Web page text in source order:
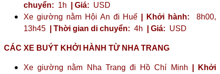
chuyển: 1h | Giá: USD
Xe giường nằm Hội An đi Huế
| Khởi hành: 8h00,
13h45
| Thời gian di chuyển: 4h | Giá: USD
CÁC XE BUÝT KHỞI HÀNH TỪ NHA TRANG
Xe giường nằm Nha Trang đi Hồ Chí Minh
| Khởi